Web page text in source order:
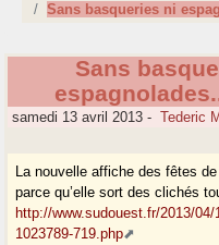
Sans basqueries ni
Sans
samedi 13 avril 2013 - Tederic
La nouvelle affiche des fêtes
parce qu’elle sort des clichés
http://www.sudouest.fr/2013/
1023789-719.php